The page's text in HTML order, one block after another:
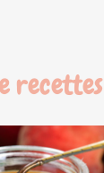
recettes